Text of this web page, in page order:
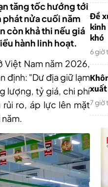
tăng tốc hướng tới
nửa cuối năm
còn khả thi nếu giá
hành linh hoạt.
Việt Nam năm 2026,
định: "Dư địa giữ lạm
lượng, tỷ giá, chi phí
ro, áp lực lên mặt
Đề
khó
6 giờ
xuất
7 giờ